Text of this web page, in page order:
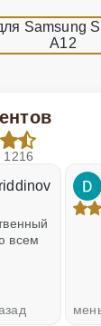
Samsung
A12
1216
всем